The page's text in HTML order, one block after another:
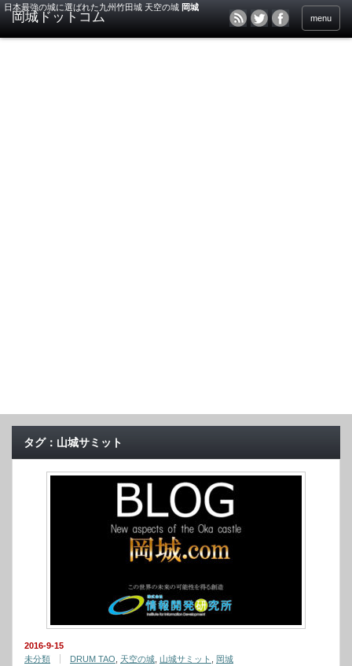
日本最強の城に選ばれた九州竹田城 天空の城 岡城
menu
タグ：山城サミット
2016-9-15
未分類
DRUM TAO 天空の城 山城サミット 岡城